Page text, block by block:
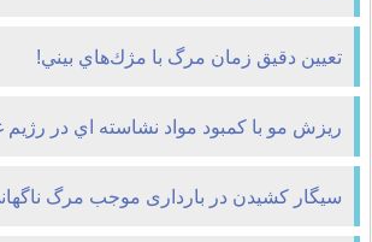
تعيين دقيق زمان مرگ با مژك‌هاي بيني!
ريزش مو با کمبود مواد نشاسته اي در رژيم
سیگار کشیدن در بارداری موجب مرگ